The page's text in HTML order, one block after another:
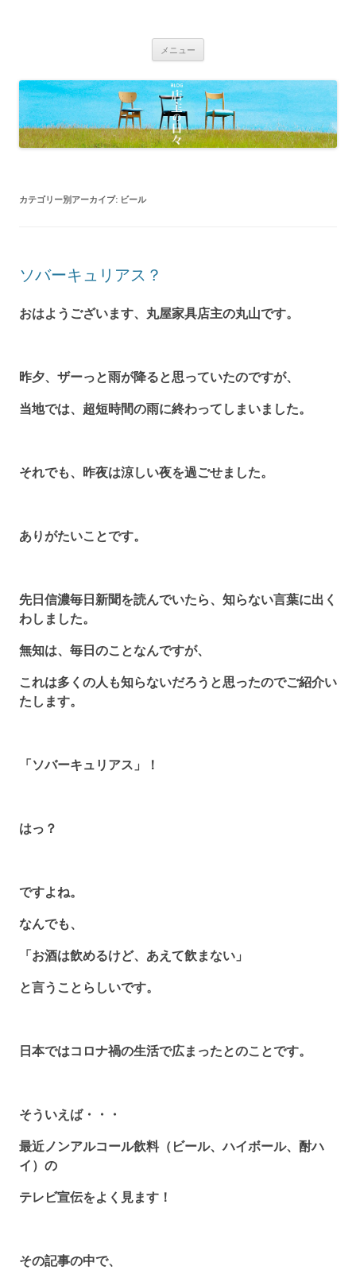
市・塩尻市 木の家具、こだわりの家
具の専門店
メニュー
テ
ン
ツ
へ
移
カテゴリー別アーカイブ: ビール
ソバーキュリアス？
おはようございます、丸屋家具店主の丸山です。
昨夕、ザーっと雨が降ると思っていたのですが、
当地では、超短時間の雨に終わってしまいました。
それでも、昨夜は涼しい夜を過ごせました。
ありがたいことです。
先日信濃毎日新聞を読んでいたら、知らない言葉に出く
わしました。
無知は、毎日のことなんですが、
これは多くの人も知らないだろうと思ったのでご紹介い
たします。
「ソバーキュリアス」！
はっ？
ですよね。
なんでも、
「お酒は飲めるけど、あえて飲まない」
と言うことらしいです。
日本ではコロナ禍の生活で広まったとのことです。
そういえば・・・
最近ノンアルコール飲料（ビール、ハイボール、酎ハ
イ）の
テレビ宣伝をよく見ます！
その記事の中で、